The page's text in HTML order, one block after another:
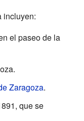
incluyen:
el paseo de la
Zaragoza.
que se